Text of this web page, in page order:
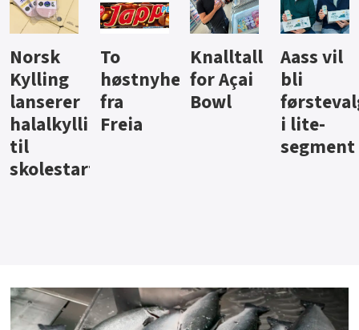
Knalltall
for Açai
Bowl
Aass vil
bli
førstevalg
i lite-
Brus og
jus fra
Berentsen
Hard
iste fra
Hansa